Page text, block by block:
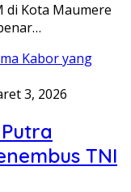
di Kota Maumere
3, 2026
TNI